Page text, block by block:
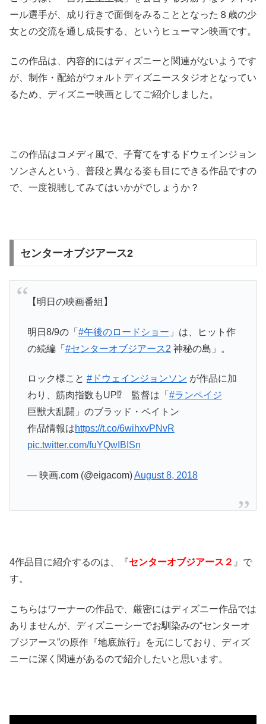
ール選手が、成り行きで面倒をみることとなった８歳の少
女との交流を通し成長する、というヒューマン映画です。
この作品は、内容的にはディズニーと関連がないようです
が、制作・配給がウォルトディズニースタジオとなってい
るため、ディズニー映画としてご紹介しました。
この作品はコメディ風で、子育てをするドウェインジョン
ソンさんという、普段と異なる姿も目にできる作品ですの
で、一度視聴してみてはいかがでしょうか？
センターオブジアース2
【明日の映画番組】
明日8/9の「 #午後のロードショー 」は、ヒット作
の続編「 #センターオブジアース2 神秘の島」。
ロック様こと #ドウェインジョンソン が作品に加
わり、筋肉指数もUP⁉ 監督は「 #ランペイジ
巨獣大乱闘」のブラッド・ペイトン
作品情報はhttps://t.co/6wihxvPNvR
pic.twitter.com/fuYQwIBISn
— 映画.com (@eigacom)August 8, 2018
4作品目に紹介するのは、『センターオブジアース２ 』で
す。
こちらはワーナーの作品で、厳密にはディズニー作品では
ありませんが、ディズニーシーでお馴染みの“センターオ
ブジアース”の原作『地底旅行』を元にしており、ディズ
ニーに深く関連があるので紹介したいと思います。